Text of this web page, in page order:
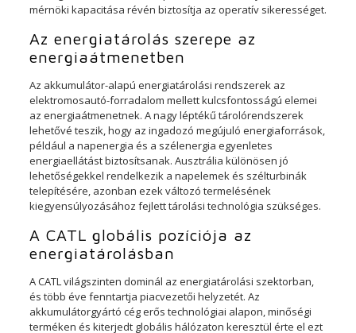
mérnöki kapacitása révén biztosítja az operatív sikerességet.
Az energiatárolás szerepe az
energiaátmenetben
Az akkumulátor-alapú energiatárolási rendszerek az
elektromosautó-forradalom mellett kulcsfontosságú elemei
az energiaátmenetnek. A nagy léptékű tárolórendszerek
lehetővé teszik, hogy az ingadozó megújuló energiaforrások,
például a napenergia és a szélenergia egyenletes
energiaellátást biztosítsanak. Ausztrália különösen jó
lehetőségekkel rendelkezik a napelemek és szélturbinák
telepítésére, azonban ezek változó termelésének
kiegyensúlyozásához fejlett tárolási technológia szükséges.
A CATL globális pozíciója az
energiatárolásban
A CATL világszinten dominál az energiatárolási szektorban,
és több éve fenntartja piacvezetői helyzetét. Az
akkumulátorgyártó cég erős technológiai alapon, minőségi
terméken és kiterjedt globális hálózaton keresztül érte el ezt